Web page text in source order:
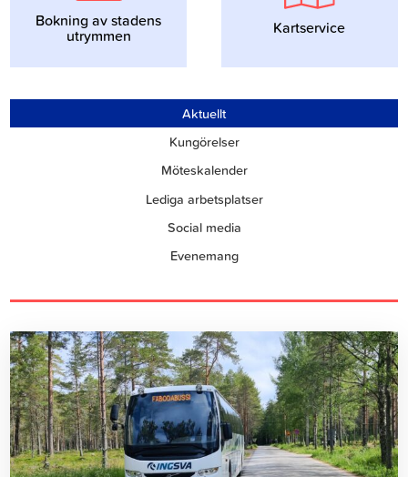
Bokning av stadens
utrymmen Kartservice
Aktuellt
Kungörelser
Möteskalender
Lediga arbetsplatser
Social media
Evenemang
Klicka
för
att
läsa
artikeln